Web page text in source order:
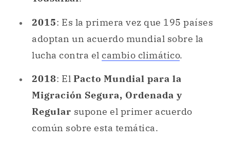
2018 : El
Pacto Mundial para la
Migración Segura, Ordenada y
Regular
supone el primer acuerdo
2020
: La Organización Mundial de la
Salud declara emergencia de salud
pública mundial por el brote del Covid-